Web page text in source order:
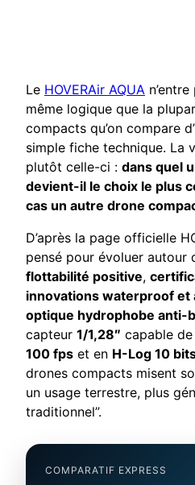
Le HOVERAir AQUA
même logique que la
compacts qu’on compare
simple fiche technique. La
plutôt celle-ci : dans quel
devient-il le choix le plus
cas un autre drone
D’après la page officielle
pensé pour évoluer autour
flottabilité positive,
innovations waterproof
optique hydrophobe anti-
capteur 1/1,28″ capable
100 fps et en H-Log 10
drones compacts misent
un usage terrestre, plus
traditionnel”.
COMPARATIF EXPRESS